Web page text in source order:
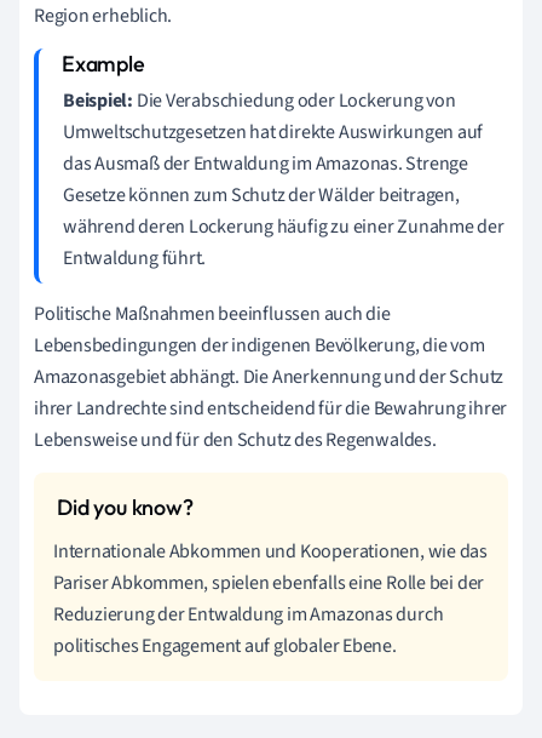
Region erheblich.
Beispiel: Die Verabschiedung oder Lockerung von
Umweltschutzgesetzen hat direkte Auswirkungen auf
das Ausmaß der Entwaldung im Amazonas. Strenge
Gesetze können zum Schutz der Wälder beitragen,
während deren Lockerung häufig zu einer Zunahme der
Entwaldung führt.
Politische Maßnahmen beeinflussen auch die
Lebensbedingungen der indigenen Bevölkerung, die vom
Amazonasgebiet abhängt. Die Anerkennung und der Schutz
ihrer Landrechte sind entscheidend für die Bewahrung ihrer
Lebensweise und für den Schutz des Regenwaldes.
Internationale Abkommen und Kooperationen, wie das
Pariser Abkommen, spielen ebenfalls eine Rolle bei der
Reduzierung der Entwaldung im Amazonas durch
politisches Engagement auf globaler Ebene.